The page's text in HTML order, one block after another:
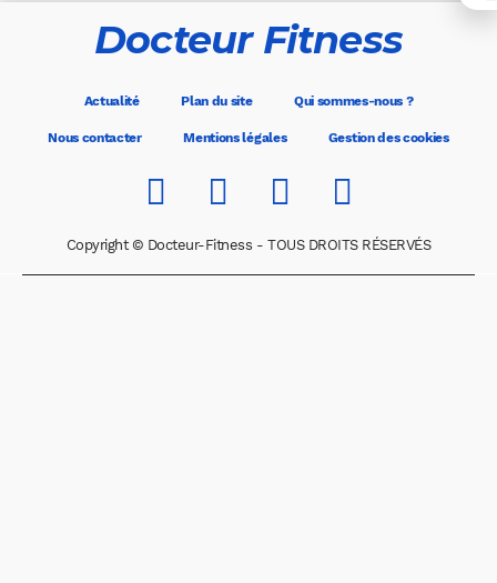
Docteur Fitness
Actualité Plan du site Qui sommes-nous ?
Nous contacter Mentions légales Gestion des cookies
Copyright © Docteur-Fitness - TOUS DROITS RÉSERVÉS